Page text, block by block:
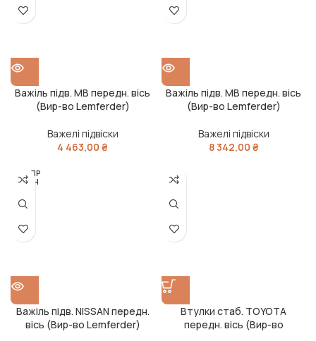
Важіль підв. MB передн. вісь
(Вир-во Lemferder)
Важелі підвіски
4 463,00 ₴
Важіль підв. MB передн. вісь
(Вир-во Lemferder)
Важелі підвіски
8 342,00 ₴
РОЗПР
ОДАН
Важіль підв. NISSAN передн.
вісь (Вир-во Lemferder)
Втулки стаб. TOYOTA
передн. вісь (Вир-во